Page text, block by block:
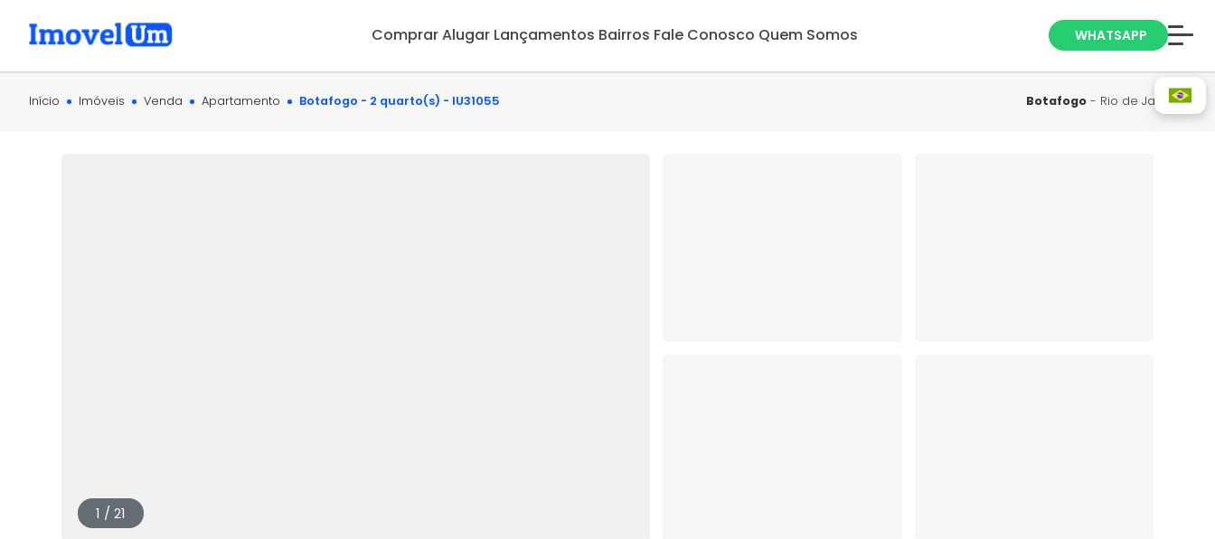
ComprarAlugar Lançamentos Bairros Fale Conosco Quem Somos WHATSAPP
Anuncie seu
Imóvel
Trabalhe Conosco
Início Imóveis Venda Apartamento Botafogo - 2 quarto(s) - IU31055 Botafogo - Rio de Janeiro
1 / 21